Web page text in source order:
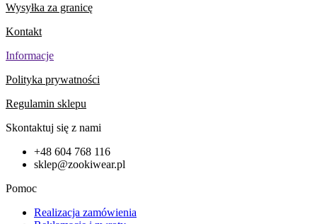
Wysyłka za granicę
Kontakt
Informacje
Polityka prywatności
Regulamin sklepu
Skontaktuj się z nami
+48 604 768 116
sklep@zookiwear.pl
Pomoc
Realizacja zamówienia